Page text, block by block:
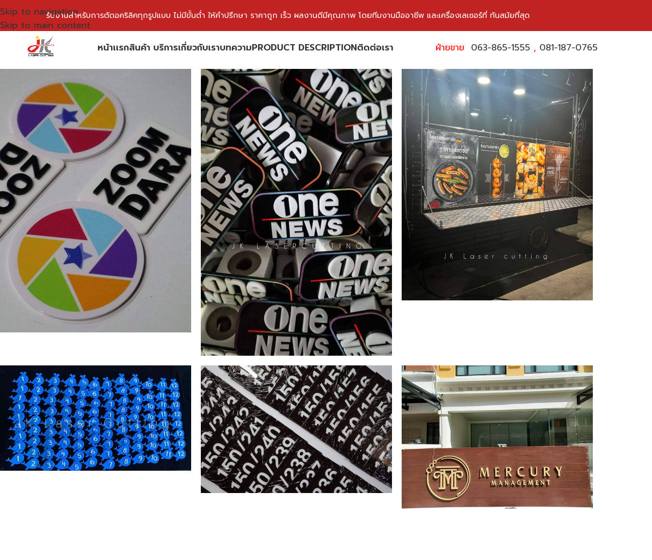
Skip to navigation
Skip to main content
รับงานสำหรับการตัดอคริลิคทุกรูปแบบ ไม่มีขั้นต่ำ ให้คำปรึกษา ราคาถูก เร็ว ผลงานดีมีคุณภาพ โดยทีมงานมืออาชีพ และเครื่องเลเซอร์ที่ ทันสมัยที่สุด
หน้าเเรกสินค้า บริการเกี่ยวกับเราบทความPRODUCT DESCRIPTIONติดต่อเรา ฝ่ายขาย 063-865-1555 , 081-187-0765